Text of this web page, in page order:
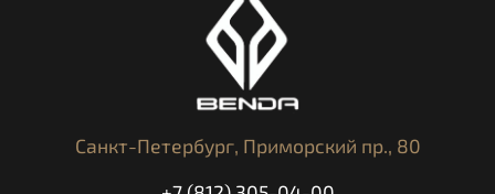
Санкт-Петербург, Приморский пр., 80